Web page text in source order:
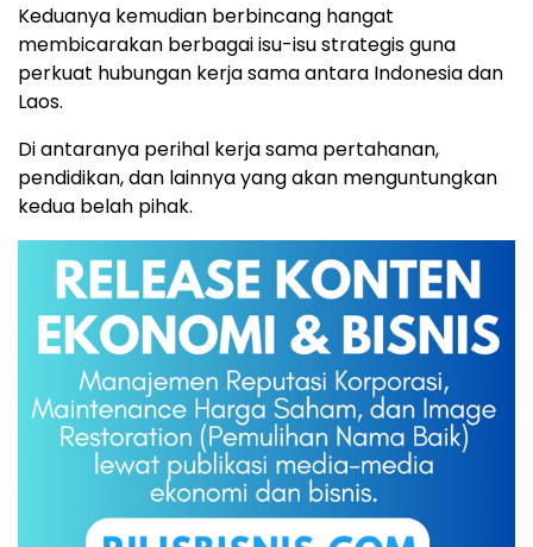
Keduanya kemudian berbincang hangat
membicarakan berbagai isu-isu strategis guna
perkuat hubungan kerja sama antara Indonesia dan
Laos.
Di antaranya perihal kerja sama pertahanan,
pendidikan, dan lainnya yang akan menguntungkan
kedua belah pihak.